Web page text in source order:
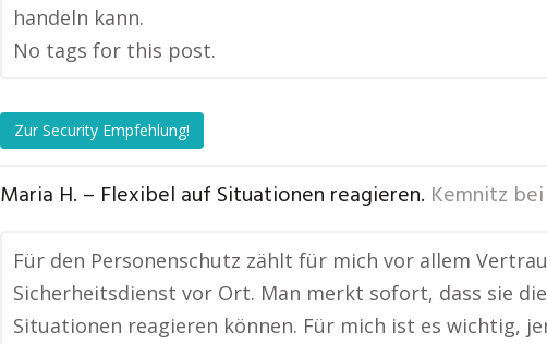
handeln kann.
No tags for this post.
Zur Security Empfehlung!
Maria H. – Flexibel auf Situationen reagieren. Kemnitz
Für den Personenschutz zählt für mich vor allem
Sicherheitsdienst vor Ort. Man merkt sofort, dass sie
Situationen reagieren können. Für mich ist es wichtig,